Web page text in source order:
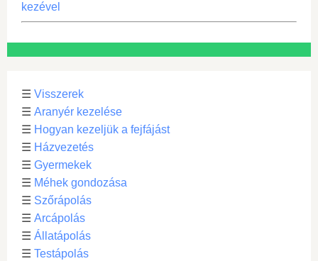
kezével
☰ Visszerek
☰ Aranyér kezelése
☰ Hogyan kezeljük a fejfájást
☰ Házvezetés
☰ Gyermekek
☰ Méhek gondozása
☰ Szőrápolás
☰ Arcápolás
☰ Állatápolás
☰ Testápolás